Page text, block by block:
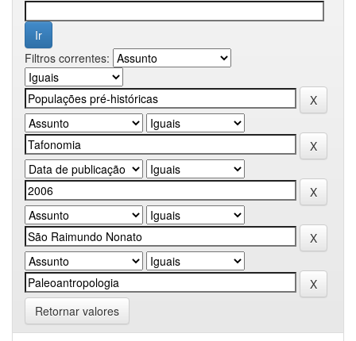
Filtros correntes:
Retornar valores